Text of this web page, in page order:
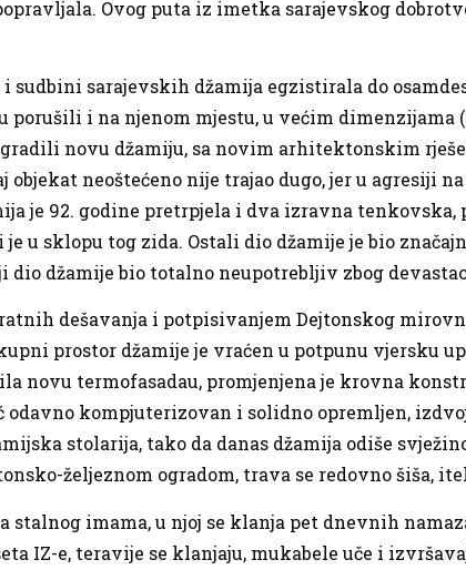
Ovog puta iz imetka sarajevskog
sudbini sarajevskih džamija egzistirala do
porušili i na njenom mjestu, u većim dimenzijama
novu džamiju, sa novim arhitektonskim
neoštećeno nije trajao dugo, jer u agresiji
je 92. godine pretrpjela i dva izravna tenkovska,
u sklopu tog zida. Ostali dio džamije je bio
dio džamije bio totalno neupotrebljiv zbog
dešavanja i potpisivanjem Dejtonskog
prostor džamije je vraćen u potpunu vjersku
novu termofasadau, promjenjena je krovna
kompjuterizovan i solidno opremljen,
stolarija, tako da danas džamija odiše
željeznom ogradom, trava se redovno šiša,
stalnog imama, u njoj se klanja pet dnevnih
IZ-e, teravije se klanjaju, mukabele uče i